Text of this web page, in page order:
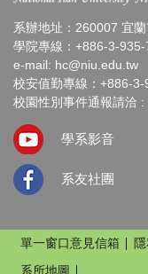
系辦地址：260007 宜
學院專線：+886-3-
e-mail: hc@niu.edu.tw
校安值勤專線：+886-
校園性別事件通報請洽
學系影音
系友社團
單一窗口意見信箱
系所地圖